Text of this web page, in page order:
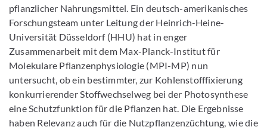
pflanzlicher Nahrungsmittel. Ein deutsch-amerikanisches
Forschungsteam unter Leitung der Heinrich-Heine-
Universität Düsseldorf (HHU) hat in enger
Zusammenarbeit mit dem Max-Planck-Institut für
Molekulare Pflanzenphysiologie (MPI-MP) nun
untersucht, ob ein bestimmter, zur Kohlenstofffixierung
konkurrierender Stoffwechselweg bei der Photosynthese
eine Schutzfunktion für die Pflanzen hat. Die Ergebnisse
haben Relevanz auch für die Nutzpflanzenzüchtung, wie die